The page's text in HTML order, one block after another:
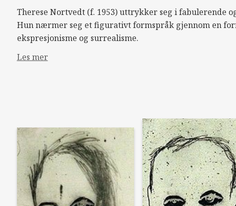
Therese Nortvedt (f. 1953) uttrykker seg i fabulerende
Hun nærmer seg et figurativt formspråk gjennom en
ekspresjonisme og surrealisme.
Les mer